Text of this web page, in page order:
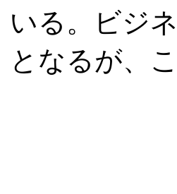
いる。ビジ
となるが、